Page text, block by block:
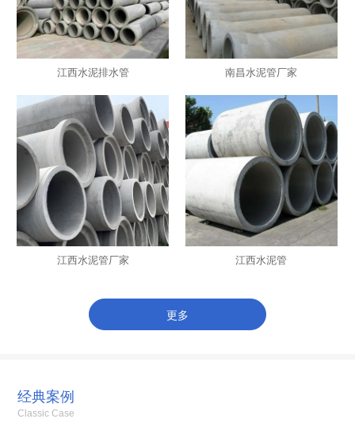
江西水泥排水管 南昌水泥管厂家
江西水泥管厂家 江西水泥管
更多
经典案例
Classic Case